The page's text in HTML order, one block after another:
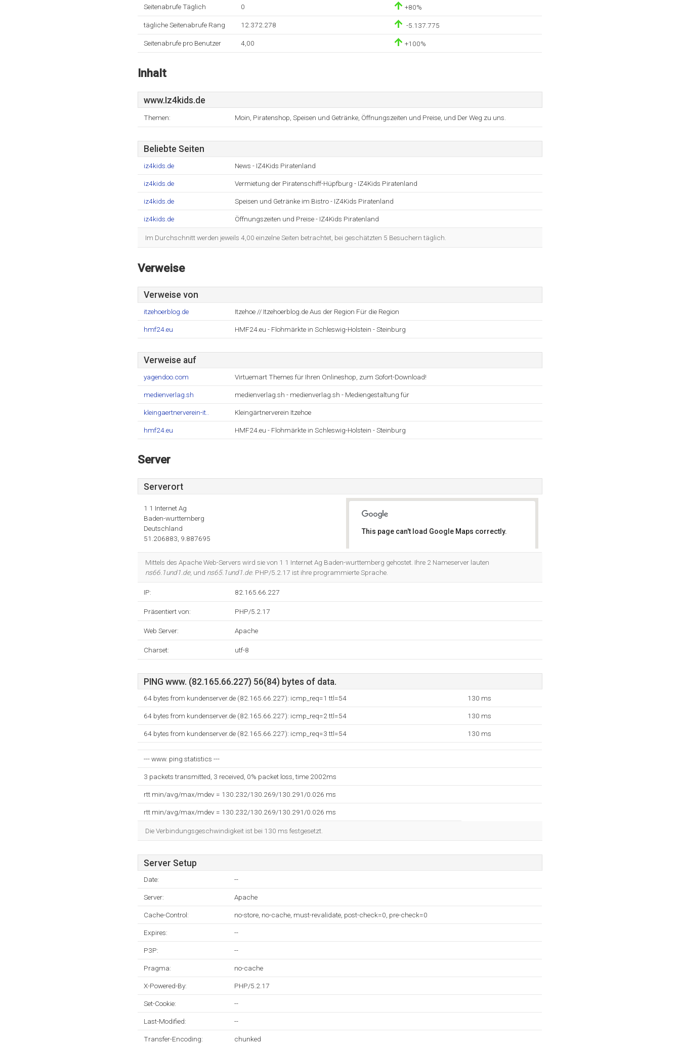
Seitenabrufe Täglich 0 +80%
tägliche Seitenabrufe Rang 12.372.278 -5.137.775
Seitenabrufe pro Benutzer 4,00 +100%
Inhalt
www.Iz4kids.de
Themen: Moin, Piratenshop, Speisen und Getränke, Öffnungszeiten und Preise, und Der Weg zu uns.
Beliebte Seiten
iz4kids.de News - IZ4Kids Piratenland
iz4kids.de Vermietung der Piratenschiff-Hüpfburg - IZ4Kids Piratenland
iz4kids.de Speisen und Getränke im Bistro - IZ4Kids Piratenland
iz4kids.de Öffnungszeiten und Preise - IZ4Kids Piratenland
Im Durchschnitt werden jeweils 4,00 einzelne Seiten betrachtet, bei geschätzten 5 Besuchern täglich.
Verweise
Verweise von
itzehoerblog.de Itzehoe // Itzehoerblog.de Aus der Region Für die Region
hmf24.eu HMF24.eu - Flohmärkte in Schleswig-Holstein - Steinburg
Verweise auf
yagendoo.com Virtuemart Themes für Ihren Onlineshop, zum Sofort-Download!
medienverlag.sh medienverlag.sh - medienverlag.sh - Mediengestaltung für
kleingaertnerverein-it.. Kleingärtnerverein Itzehoe
hmf24.eu HMF24.eu - Flohmärkte in Schleswig-Holstein - Steinburg
Server
Serverort
1 1 Internet Ag
Baden-wurttemberg
Deutschland
51.206883, 9.887695
This page can't load Google Maps correctly.
Mittels des Apache Web-Servers wird sie von 1 1 Internet Ag Baden-wurttemberg gehostet. Ihre 2 Nameserver lauten
ns66.1und1.de, und ns65.1und1.de. PHP/5.2.17 ist ihre programmierte Sprache.
IP: 82.165.66.227
Präsentiert von: PHP/5.2.17
Web Server: Apache
Charset: utf-8
PING www. (82.165.66.227) 56(84) bytes of data.
64 bytes from kundenserver.de (82.165.66.227): icmp_req=1 ttl=54 130 ms
64 bytes from kundenserver.de (82.165.66.227): icmp_req=2 ttl=54 130 ms
64 bytes from kundenserver.de (82.165.66.227): icmp_req=3 ttl=54 130 ms
--- www. ping statistics ---
3 packets transmitted, 3 received, 0% packet loss, time 2002ms
rtt min/avg/max/mdev = 130.232/130.269/130.291/0.026 ms
rtt min/avg/max/mdev = 130.232/130.269/130.291/0.026 ms
Die Verbindungsgeschwindigkeit ist bei 130 ms festgesetzt.
Server Setup
Date: --
Server: Apache
Cache-Control: no-store, no-cache, must-revalidate, post-check=0, pre-check=0
Expires: --
P3P: --
Pragma: no-cache
X-Powered-By: PHP/5.2.17
Set-Cookie: --
Last-Modified: --
Transfer-Encoding: chunked